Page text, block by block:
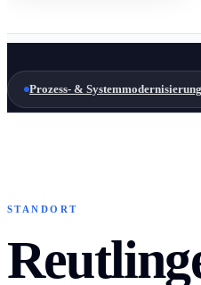
Prozess- & Systemmodernisierung
STANDORT